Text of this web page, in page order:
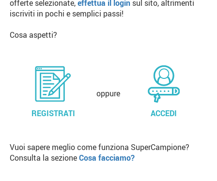
offerte selezionate,effettua il login sul sito, altrimenti
iscriviti in pochi e semplici passi!
Cosa aspetti?
REGISTRATI
oppure
ACCEDI
Vuoi sapere meglio come funziona SuperCampione?
Consulta la sezioneCosa facciamo?